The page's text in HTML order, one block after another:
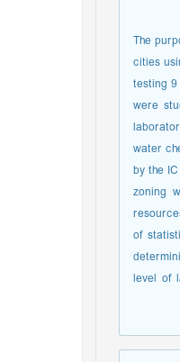
The
cities
testing
were
water
by the
zoning
of
level of